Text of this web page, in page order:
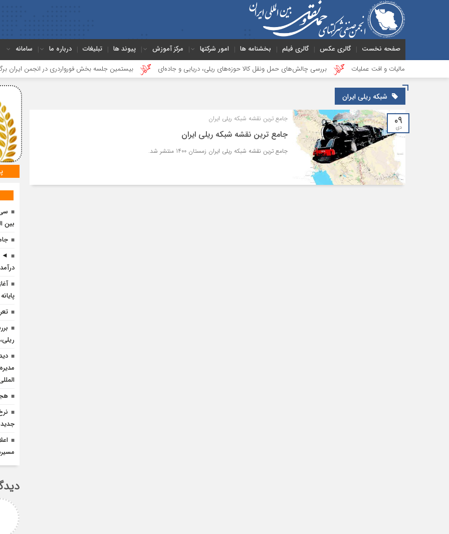
صفحه نخست گالری عکس گالری فیلم بخشنامه ها امور شرکتها مرکز آموزش پیوند ها تبلیغات درباره ما سامانه
مالیات و افت عملیات بررسی چالش‌های حمل ونقل کالا حوزه‌های ریلی، دریایی و جاده‌ای بیستمین جلسه بخش فورواردری در انجمن ایران برگزار شد
شبکه ریلی ایران
۰۹
دی
جامع ترین نقشه شبکه ریلی ایران
جامع ترین نقشه شبکه ریلی ایران
جامع ترین نقشه شبکه ریلی ایران زمستان 1400 منتشر شد.
بین
◄